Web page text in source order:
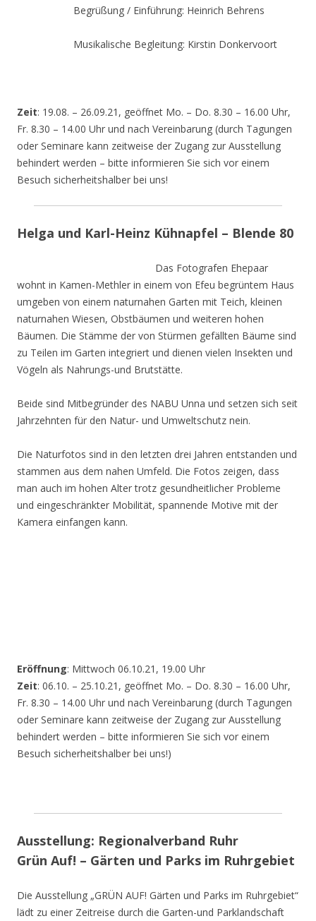
Begrüßung / Einführung: Heinrich Behrens
Musikalische Begleitung: Kirstin Donkervoort
Zeit: 19.08. – 26.09.21, geöffnet Mo. – Do. 8.30 – 16.00 Uhr,
Fr. 8.30 – 14.00 Uhr und nach Vereinbarung (durch Tagungen
oder Seminare kann zeitweise der Zugang zur Ausstellung
behindert werden – bitte informieren Sie sich vor einem
Besuch sicherheitshalber bei uns!
Helga und Karl-Heinz Kühnapfel – Blende 80
Das Fotografen Ehepaar
wohnt in Kamen-Methler in einem von Efeu begrüntem Haus
umgeben von einem naturnahen Garten mit Teich, kleinen
naturnahen Wiesen, Obstbäumen und weiteren hohen
Bäumen. Die Stämme der von Stürmen gefällten Bäume sind
zu Teilen im Garten integriert und dienen vielen Insekten und
Vögeln als Nahrungs-und Brutstätte.
Beide sind Mitbegründer des NABU Unna und setzen sich seit
Jahrzehnten für den Natur- und Umweltschutz nein.
Die Naturfotos sind in den letzten drei Jahren entstanden und
stammen aus dem nahen Umfeld. Die Fotos zeigen, dass
man auch im hohen Alter trotz gesundheitlicher Probleme
und eingeschränkter Mobilität, spannende Motive mit der
Kamera einfangen kann.
Eröffnung: Mittwoch 06.10.21, 19.00 Uhr
Zeit: 06.10. – 25.10.21, geöffnet Mo. – Do. 8.30 – 16.00 Uhr,
Fr. 8.30 – 14.00 Uhr und nach Vereinbarung (durch Tagungen
oder Seminare kann zeitweise der Zugang zur Ausstellung
behindert werden – bitte informieren Sie sich vor einem
Besuch sicherheitshalber bei uns!)
Ausstellung: Regionalverband Ruhr
Grün Auf! – Gärten und Parks im Ruhrgebiet
Die Ausstellung „GRÜN AUF! Gärten und Parks im Ruhrgebiet“
lädt zu einer Zeitreise durch die Garten-und Parklandschaft